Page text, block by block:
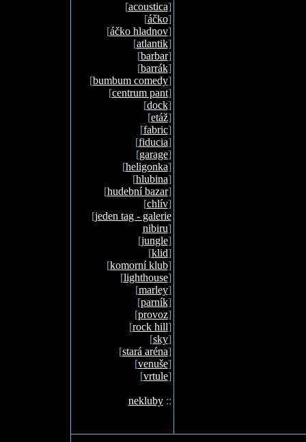
[acoustica]
[áčko]
[áčko hladnov]
[atlantik]
[barbar]
[barrák]
[bumbum comedy]
[centrum pant]
[dock]
[etáž]
[fabric]
[fiducia]
[garage]
[heligonka]
[hlubina]
[hudební bazar]
[chlív]
[jeden tag - galerie
nibiru]
[jungle]
[klid]
[komorní klub]
[lighthouse]
[marley]
[parník]
[provoz]
[rock hill]
[sky]
[stará aréna]
[venuše]
[vrtule]
nekluby::